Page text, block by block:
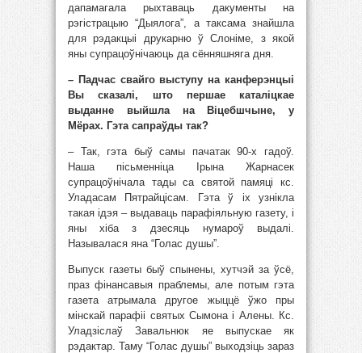
дапамагала рыхтаваць дакументы на
рэгістрацыю “Дыялога”, а таксама знайшла
для рэдакцыі друкарню ў Слоніме, з якой
яны супрацоўнічаюць да сённяшняга дня.
– Падчас свайго выступу на канферэнцыі
Вы сказалі, што першае каталіцкае
выданне выйшла на Віцебшчыне, у
Мёрах. Гэта сапраўды так?
– Так, гэта быў самы пачатак 90-х гадоў.
Наша пісьменніца Ірына Жарнасек
супрацоўнічала тады са святой памяці кс.
Уладасам Пятрайцісам. Гэта ў іх узнікла
такая ідэя – выдаваць парафіяльную газету, і
яны хіба з дзесяць нумароў выдалі.
Называлася яна “Голас душы”.
Выпуск газеты быў спынены, хутчэй за ўсё,
праз фінансавыя праблемы, але потым гэта
газета атрымала другое жыццё ўжо пры
мінскай парафіі святых Сымона і Алены. Кс.
Уладзіслаў Завальнюк яе выпускае як
рэдактар. Таму “Голас душы” выходзіць зараз